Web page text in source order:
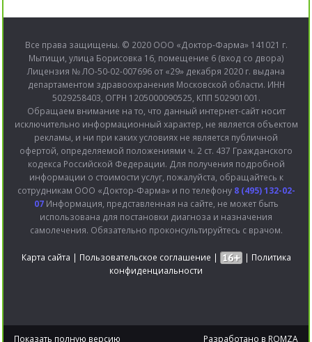
Все права защищены. © 2020 ООО «Доктор-Фарма» 141021 г.
Мытищи, улица Борисовка 16, помещение 6 (вход со двора)
Лицензия № ЛО-50-02-007696 от «29» декабря 2020 г. выдана
департаментом здравоохранения Московской области. ИНН
5029258403, ОГРН 1205000090525, КПП 502901001.
Обращаем внимание на то, что данный интернет-сайт носит
исключительно информационный характер, не является объектом
рекламы, и ни при каких условиях не является публичной
офертой, определяемой положениями ч. 2 ст. 437 Гражданского
кодекса Российской Федерации. Для получения подробной
информации о стоимости услуг, пожалуйста, обращайтесь к
сотрудникам ООО «Доктор-Фарма» и по телефону 8 (495) 132-02-
07Информация, представленная на сайте, не может быть
использована для постановки диагноза и назначения
самолечения. Обязательно проконсультируйтесь с врачом.
Карта сайта | Пользовательское соглашение | | Политика
конфиденциальности
Показать полную версию Разработано в ROMZA